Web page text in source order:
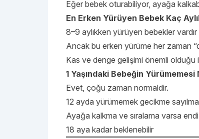
Eğer bebek oturabiliyor, ayağa
En Erken Yürüyen Bebek Kaç
8–9 aylıkken yürüyen bebekler vardır
Ancak bu erken yürüme her zaman
Kas ve denge gelişimi önemli olduğu
1 Yaşındaki Bebeğin Yürümemesi
Evet, çoğu zaman normaldir.
12 ayda yürümemek gecikme
Ayağa kalkma ve sıralama varsa
18 aya kadar beklenebilir